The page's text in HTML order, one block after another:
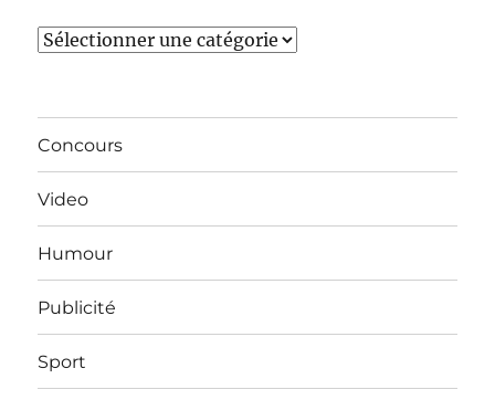
Catégories
Concours
Video
Humour
Publicité
Sport